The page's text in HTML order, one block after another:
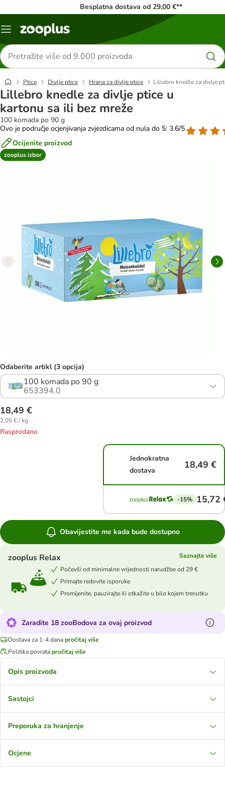
Besplatna dostava od 29,00 €**
Izbornik
Traži
proizvode
Ptice Divlje ptice Hrana za divlje ptice Lillebro knedle za divlje
Lillebro knedle za divlje ptice u
kartonu sa ili bez mreže
100 komada po 90 g
Ovo je područje ocjenjivanja zvjezdicama od nula do 5: 3.6/5
Ocijenite proizvod
zooplus izbor
Odaberite artikl (3 opcija)
100 komada po 90 g
653394.0
18,49 €
2,05 € / kg
Rasprodano
Jednokratna
dostava
18,49 €
-15% 15,72
Obavijestite me kada bude dostupno
zooplus Relax
Saznajte više
Počevši od minimalne vrijednosti narudžbe od 29 €
Primajte redovite isporuke
Promijenite, pauzirajte ili otkažite u bilo kojem trenutku
Zaradite 18 zooBodova za ovaj proizvod
Dostava za 1-4 danapročitaj više
Politika povratapročitaj više
Opis proizvoda
Sastojci
Preporuka za hranjenje
Ocjene